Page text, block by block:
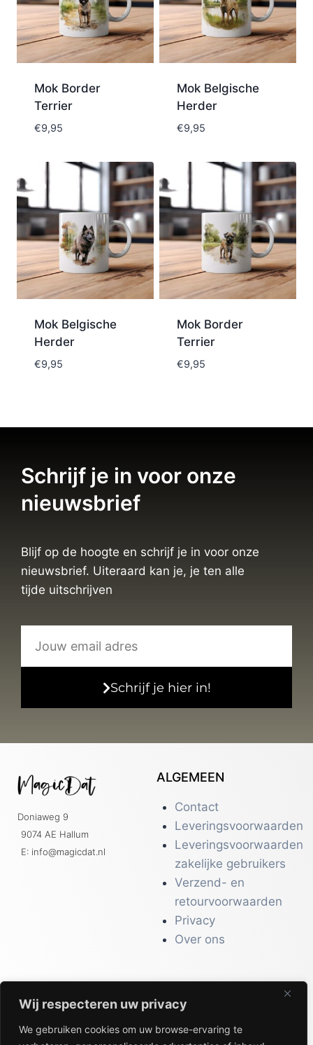
Wij respecteren uw privacy
We gebruiken cookies om uw browse-ervaring te
Mok Border
Terrier
€9,95
Mok Belgische
Herder
€9,95
Mok Belgische
Herder
€9,95
Mok Border
Terrier
€9,95
Schrijf je in voor onze
nieuwsbrief
Blijf op de hoogte en schrijf je in voor onze
nieuwsbrief. Uiteraard kan je, je ten alle
tijde uitschrijven
Schrijf je hier in!
Doniaweg 9
9074 AE Hallum
E: info@magicdat.nl
ALGEMEEN
Contact
Leveringsvoorwaarden
Leveringsvoorwaarden
zakelijke gebruikers
Verzend- en
retourvoorwaarden
Privacy
Over ons
CATALOGI
Workwear &